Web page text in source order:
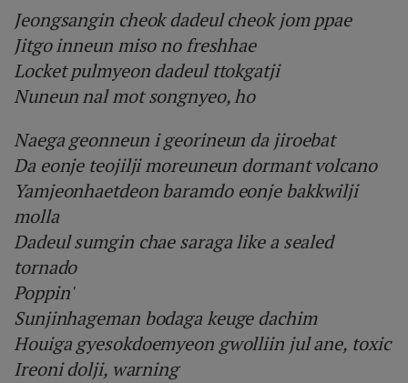
Jeongsangin cheok dadeul cheok jom ppae
Jitgo inneun miso no freshhae
Locket pulmyeon dadeul ttokgatji
Nuneun nal mot songnyeo, ho
Naega geonneun i georineun da jiroebat
Da eonje teojilji moreuneun dormant volcano
Yamjeonhaetdeon baramdo eonje bakkwilji
molla
Dadeul sumgin chae saraga like a sealed
tornado
Poppin'
Sunjinhageman bodaga keuge dachim
Houiga gyesokdoemyeon gwolliin jul ane, toxic
Ireoni dolji, warning